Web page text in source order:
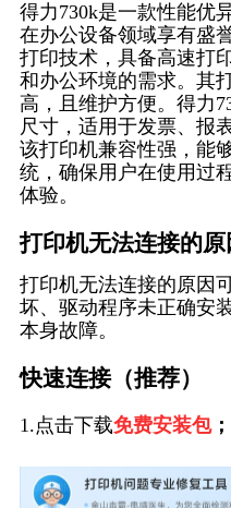
得力730k是一款性能优
在办公设备领域享有盛
打印技术，具备高速打
和办公环境的需求。其
高，且维护方便。得力
尺寸，适用于发票、报
该打印机兼容性强，能
统，确保用户在使用过
体验。
打印机无法连接的原
打印机无法连接的原因
坏、驱动程序未正确安
本身故障。
快速连接（推荐）
1.点击下载免费安装包；